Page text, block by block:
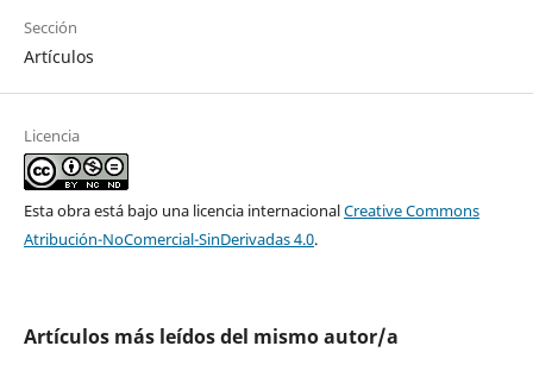
Sección
Artículos
Licencia
Esta obra está bajo una licencia internacionalCreative Commons
Atribución-NoComercial-SinDerivadas 4.0.
Artículos más leídos del mismo autor/a